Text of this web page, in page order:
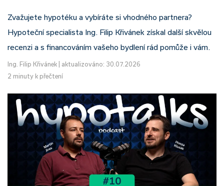
Zvažujete hypotéku a vybíráte si vhodného partnera?
Hypoteční specialista Ing. Filip Křivánek získal další skvělou
recenzi a s financováním vašeho bydlení rád pomůže i vám.
Ing. Filip Křivánek
aktualizováno: 30.07.2026
2 minuty k přečtení